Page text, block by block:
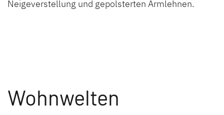
Neigeverstellung und gepolsterten Armlehnen.
Wohnwelten